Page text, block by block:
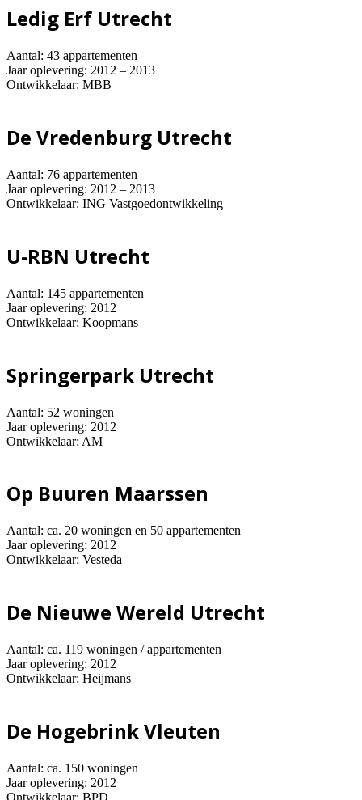
Ledig Erf Utrecht
Aantal: 43 appartementen
Jaar oplevering: 2012 – 2013
Ontwikkelaar: MBB
De Vredenburg Utrecht
Aantal: 76 appartementen
Jaar oplevering: 2012 – 2013
Ontwikkelaar: ING Vastgoedontwikkeling
U-RBN Utrecht
Aantal: 145 appartementen
Jaar oplevering: 2012
Ontwikkelaar: Koopmans
Springerpark Utrecht
Aantal: 52 woningen
Jaar oplevering: 2012
Ontwikkelaar: AM
Op Buuren Maarssen
Aantal: ca. 20 woningen en 50 appartementen
Jaar oplevering: 2012
Ontwikkelaar: Vesteda
De Nieuwe Wereld Utrecht
Aantal: ca. 119 woningen / appartementen
Jaar oplevering: 2012
Ontwikkelaar: Heijmans
De Hogebrink Vleuten
Aantal: ca. 150 woningen
Jaar oplevering: 2012
Ontwikkelaar: BPD